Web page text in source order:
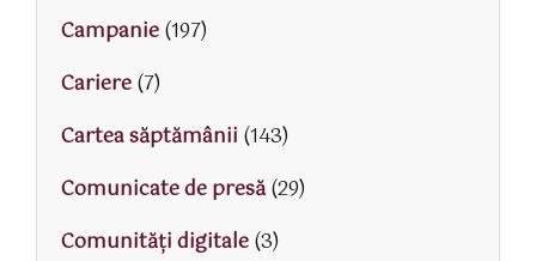
Campanie(197)
Cariere(7)
Cartea săptămânii (143)
Comunicate de presă(29)
Comunități digitale(3)